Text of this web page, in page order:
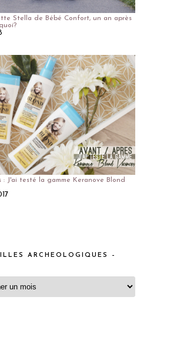
Stella de Bébé Confort, un an après
: J'ai testé la gamme Keranove Blond
ARCHEOLOGIQUES –